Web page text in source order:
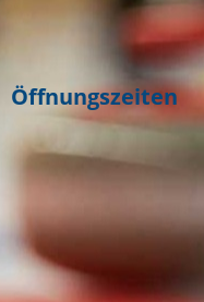
Öffnungszeiten